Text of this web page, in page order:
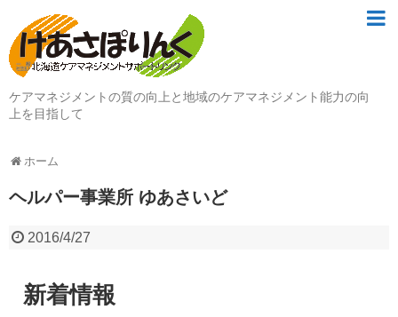
ケアマネジメントの質の向上と地域のケアマネジメント能力の向
上を目指して
ホーム
ヘルパー事業所 ゆあさいど
2016/4/27
新着情報